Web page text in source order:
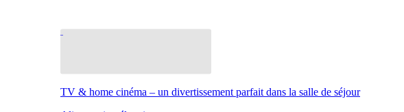
TV & home cinéma – un divertissement parfait dans la salle de séjour